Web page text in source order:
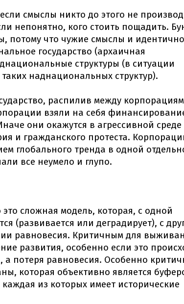
смыслы никто до этого не
непонятно, кого стоить пощадить.
потому что чужие смыслы и
государство (архаичная
структуры (в ситуации
наднациональных структур).
распилив между
взяли на себя
они окажутся в агрессивной среде
и гражданского протеста.
глобального тренда в одной
все неумело и глупо.
сложная модель, которая, с одной
(развивается или деградирует), с
равновесия. Критичным для
развития, особенно если это
а потеря равновесия. Особенно
которая объективно является
из которых имеет исторические